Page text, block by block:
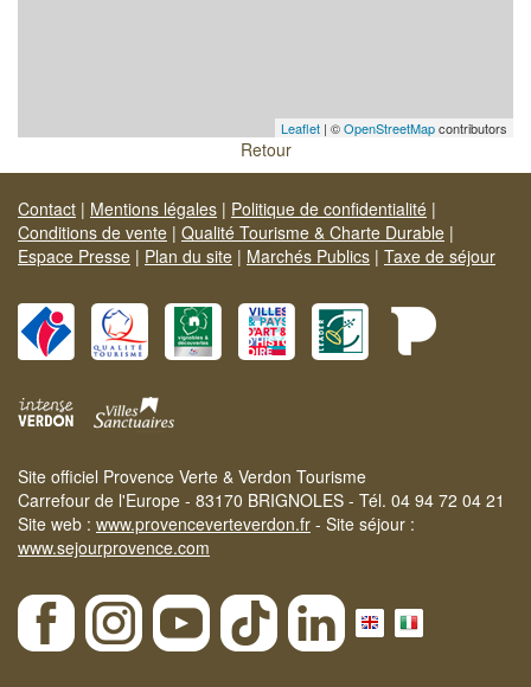
Leaflet | ©OpenStreetMapcontributors
Retour
Contact | Mentions légales | Politique de confidentialité |
Conditions de vente | Qualité Tourisme & Charte Durable |
Espace Presse | Plan du site | Marchés Publics | Taxe de séjour
Site officiel Provence Verte & Verdon Tourisme
Carrefour de l'Europe - 83170 BRIGNOLES - Tél. 04 94 72 04 21
Site web : www.provenceverteverdon.fr - Site séjour :
www.sejourprovence.com